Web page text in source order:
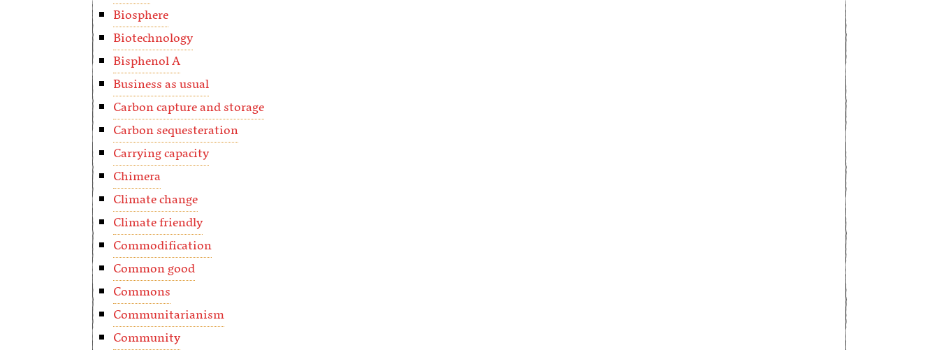
Biosphere
Biotechnology
Bisphenol A
Business as usual
Carbon capture and storage
Carbon sequesteration
Carrying capacity
Chimera
Climate change
Climate friendly
Commodification
Common good
Commons
Communitarianism
Community